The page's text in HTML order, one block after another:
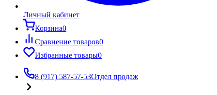
Личный кабинет
Корзина0
Сравнение товаров0
Избранные товары0
8 (917) 587-57-53Отдел продаж